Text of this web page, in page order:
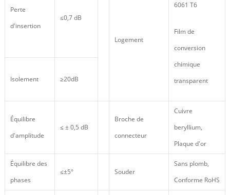
Perte
d'insertion
≤0,7 dB
Logement
6061 T6
Film de
conversion
chimique
transparent
Isolement ≥20dB
Équilibre
d'amplitude
≤ ± 0,5 dB
Broche de
connecteur
Cuivre
beryllium,
Plaque d'or
Équilibre des
phases
≤±5° Souder
Sans plomb,
Conforme RoHS